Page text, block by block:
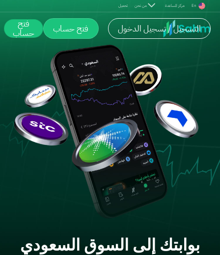
تحميل من نحن مركز المساعدة En
التسجيل / تسجيل الدخول فتح حساب فتح
حساب
بوابتك إلى السوق السعودي
بوابتك إلى السوق السعودي